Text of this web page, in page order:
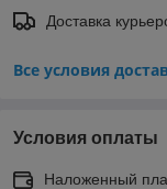
Доставка
Все условия
Условия оплаты
Наложенный